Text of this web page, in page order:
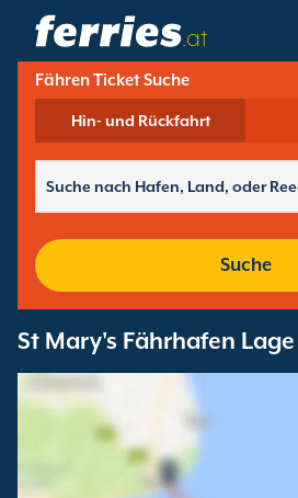
.at
Reedereien
Fährziele
Fährhäfen
Fähren Ticket Suche
Hin- und Rückfahrt
Suche
St Mary's Fährhafen Lage